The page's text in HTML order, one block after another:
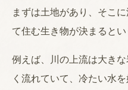
まずは土地があり、そこ
て住む生き物が決まるとい
例えば、川の上流は大き
く流れていて、冷たい水